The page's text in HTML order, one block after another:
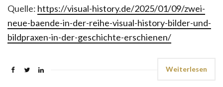
Quelle: https://visual-history.de/2025/01/09/zwei-
neue-baende-in-der-reihe-visual-history-bilder-und-
bildpraxen-in-der-geschichte-erschienen/
Weiterlesen